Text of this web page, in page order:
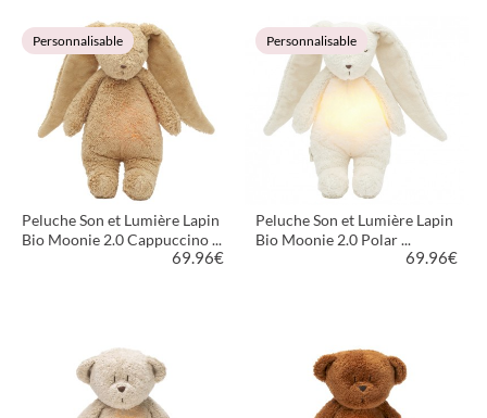
VOIR LE PRODUIT VOIR LE PRODUIT
Personnalisable
Peluche Son et Lumière Lapin
Bio Moonie 2.0 Cappuccino ...
69.96€
VOIR LE PRODUIT
Personnalisable
Peluche Son et Lumière Lapin
Bio Moonie 2.0 Polar ...
69.96€
VOIR LE PRODUIT